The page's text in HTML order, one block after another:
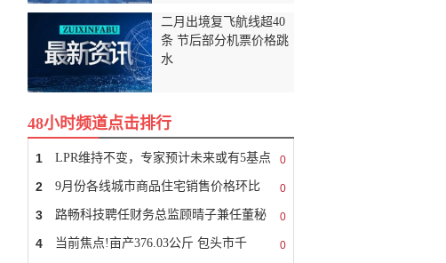
二月出境复飞航线超40
条 节后部分机票价格跳
水
48小时频道点击排行
0
1 LPR维持不变，专家预计未来或有5基点
0
2 9月份各线城市商品住宅销售价格环比
0
3 路畅科技聘任财务总监顾晴子兼任董秘
0
4 当前焦点!亩产376.03公斤 包头市千